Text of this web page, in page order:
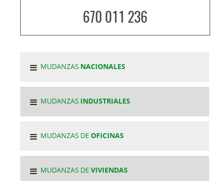
670 011 236
MUDANZAS NACIONALES
MUDANZAS INDUSTRIALES
MUDANZAS DEOFICINAS
MUDANZAS DEVIVIENDAS